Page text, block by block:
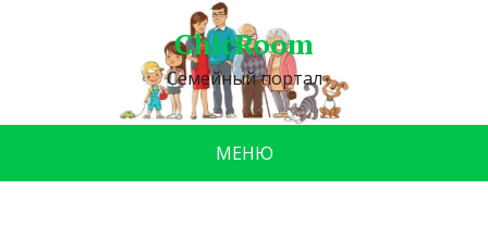
ChicRoom
Семейный портал
МЕНЮ